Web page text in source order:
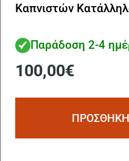
Καπνιστών
Παράδοση 2-4
100,00€